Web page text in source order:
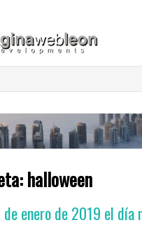
halloween
enero de 2019 el día